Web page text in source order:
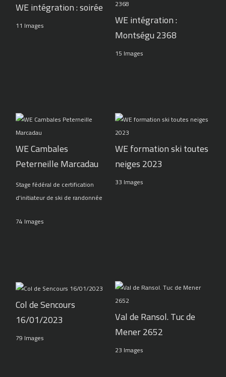
WE intégration : soirée
11 Images
WE intégration :
Montségu 2368
15 Images
WE Cambales
Peterneille Marcadau
Stage fédéral de certification
d'initiateur de ski de randonnée
74 Images
WE formation ski toutes
neiges 2023
33 Images
Col de Sencours
16/01/2023
79 Images
Val de Ransol. Tuc de
Mener 2652
23 Images